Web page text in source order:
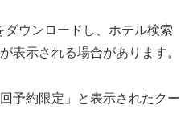
ウンロードし、ホテル検索
表示される場合があります。
予約限定」と表示されたクー